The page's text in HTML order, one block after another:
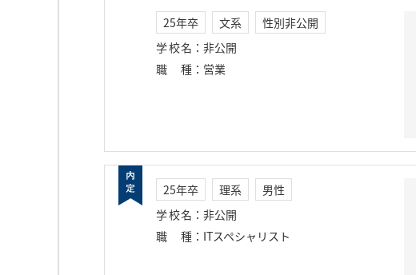
25年卒 文系
性別非公開
学校名 ： 非公開
職種 ： 営業
25年卒 理系
男性
学校名 ： 非公開
職種 ： ITスペシャリスト